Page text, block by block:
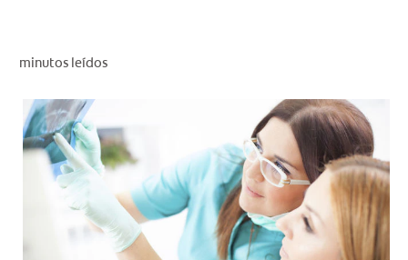
PROMOCIONES
SV (ES)
SUSCRÍBASE
minutos leídos